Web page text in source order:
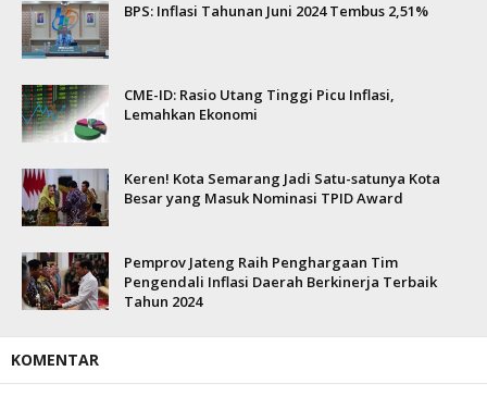
BPS: Inflasi Tahunan Juni 2024 Tembus 2,51%
CME-ID: Rasio Utang Tinggi Picu Inflasi,
Lemahkan Ekonomi
Keren! Kota Semarang Jadi Satu-satunya Kota
Besar yang Masuk Nominasi TPID Award
Pemprov Jateng Raih Penghargaan Tim
Pengendali Inflasi Daerah Berkinerja Terbaik
Tahun 2024
KOMENTAR